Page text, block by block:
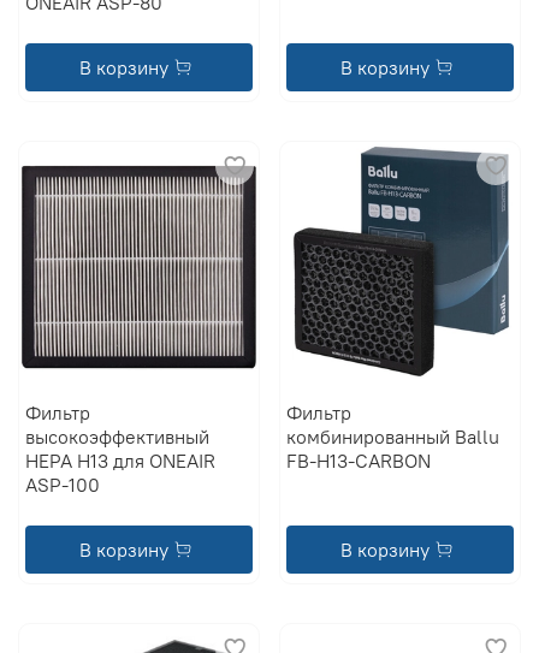
В корзину В корзину
Фильтр
высокоэффективный
HEPA Н13 для ONEAIR
ASP-100
В корзину
Фильтр
комбинированный Ballu
FB-H13-CARBON
В корзину